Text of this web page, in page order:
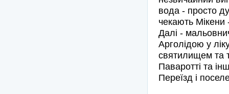
вода - просто
чекають Мікени
Далі -
Арголідою у
святилищем та
Паваротті та
Переїзд і